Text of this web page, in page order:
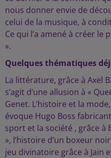
nous donner envie de
celui de la musique, à
Ce qui l’a amené à créer
».
Quelques thématiques
La littérature, grâce à Axel
s’agit d’une allusion à «
Genet. L’histoire et la
évoque Hugo Boss
sport et la société , grâce à
», l’histoire d’un boxeur
jeu divinatoire grâce à Jain